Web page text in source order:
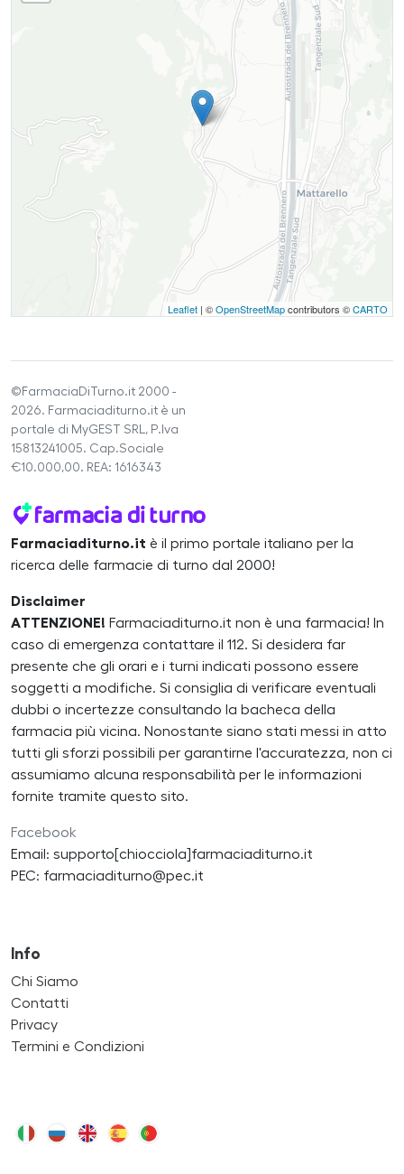
Leaflet | ©OpenStreetMapcontributors ©CARTO
©FarmaciaDiTurno.it 2000 -
2026. Farmaciaditurno.it è un
portale di MyGEST SRL, P.Iva
15813241005. Cap.Sociale
€10.000,00. REA: 1616343
Farmaciaditurno.it è il primo portale italiano per la
ricerca delle farmacie di turno dal 2000!
Disclaimer
ATTENZIONE! Farmaciaditurno.it non è una farmacia! In
caso di emergenza contattare il 112. Si desidera far
presente che gli orari e i turni indicati possono essere
soggetti a modifiche. Si consiglia di verificare eventuali
dubbi o incertezze consultando la bacheca della
farmacia più vicina. Nonostante siano stati messi in atto
tutti gli sforzi possibili per garantirne l'accuratezza, non ci
assumiamo alcuna responsabilità per le informazioni
fornite tramite questo sito.
Facebook
Email: supporto[chiocciola]farmaciaditurno.it
PEC: farmaciaditurno@pec.it
Info
Chi Siamo
Contatti
Privacy
Termini e Condizioni